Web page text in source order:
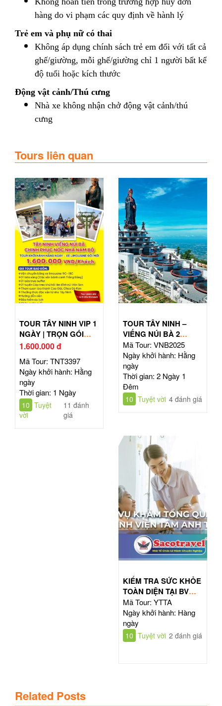
hàng do vi phạm các quy định về hành lý
Trẻ em và phụ nữ có thai
Không áp dụng chính sách trẻ em đối với tất cả
ghế/giường, mỗi ghế/giường chỉ 1 người bất kể
độ tuổi hoặc kích thước
Động vật cảnh/Thú cưng
Nhà xe không nhận chở động vật cảnh/thú
cưng
Tours liên quan
TOUR TÂY NINH VIP 1
NGÀY | TRỌN GÓI
CÁP TREO & ĂN
1.600.000 đ
Mã Tour: TNT3397
Ngày khởi hành: Hằng
ngày
Thời gian: 1 Ngày
10 Tuyệt
vời
11 đánh
giá
TOUR TÂY NINH –
VIẾNG NÚI BÀ 2
NGÀY 1 ĐÊM
Mã Tour: VNB2025
Ngày khởi hành: Hằng
ngày
Thời gian: 2 Ngày 1
Đêm
10 Tuyệt vời 4 đánh giá
KIỂM TRA SỨC KHỎE
TOÀN DIỆN TẠI BV
TÂM ANH HỒ CHÍ
MINH
Mã Tour: YTTA
Ngày khởi hành: Hàng
ngày
10 Tuyệt vời 2 đánh giá
Related Posts